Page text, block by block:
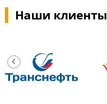
Наши клиенты